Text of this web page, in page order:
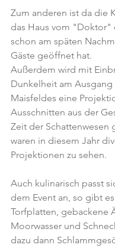
Zum anderen ist da die
das Haus vom "Doktor"
schon am späten
Gäste geöffnet hat.
Außerdem wird mit
Dunkelheit am Ausgang
Maisfeldes eine
Ausschnitten aus der
Zeit der Schattenwesen
waren in diesem Jahr
Projektionen zu sehen.
Auch kulinarisch passt
dem Event an, so gibt
Torfplatten, gebackene
Moorwasser und
dazu dann